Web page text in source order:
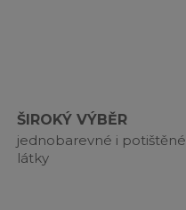
ŠIROKÝ VÝBĚR
jednobarevné i potištěné
látky